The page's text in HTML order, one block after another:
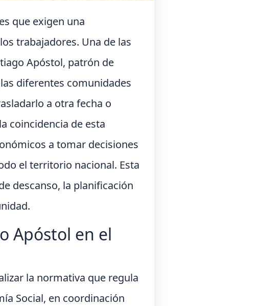
que exigen una
trabajadores. Una de las
Apóstol, patrón de
diferentes comunidades
a otra fecha o
coincidencia de esta
a tomar decisiones
el territorio nacional. Esta
descanso, la planificación
Apóstol en el
la normativa que regula
Social, en coordinación